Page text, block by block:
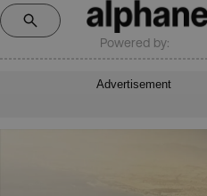
Powered by:
Advertisement